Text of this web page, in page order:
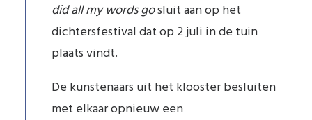
did all my words gosluit aan op het
dichtersfestival dat op 2 juli in de tuin
plaats vindt.
De kunstenaars uit het klooster besluiten
met elkaar opnieuw een